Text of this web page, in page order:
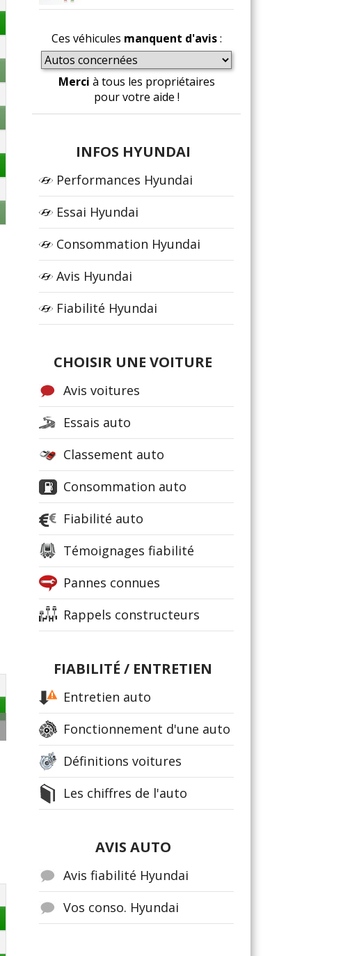
Ces véhicules manquent d'avis:
Merci à tous les propriétaires
pour votre aide !
INFOS HYUNDAI
Performances Hyundai
Essai Hyundai
Consommation Hyundai
Avis Hyundai
Fiabilité Hyundai
CHOISIR UNE VOITURE
Avis voitures
Essais auto
Classement auto
Consommation auto
Fiabilité auto
Témoignages fiabilité
Pannes connues
Rappels constructeurs
FIABILITÉ / ENTRETIEN
Entretien auto
Fonctionnement d'une auto
Définitions voitures
Les chiffres de l'auto
AVIS AUTO
Avis fiabilité Hyundai
Vos conso. Hyundai